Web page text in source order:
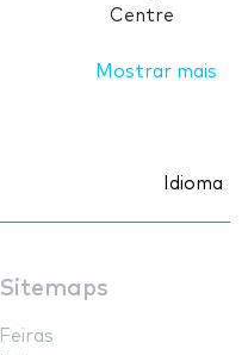
Centre
Mostrar mais
Idioma
Sitemaps
Feiras